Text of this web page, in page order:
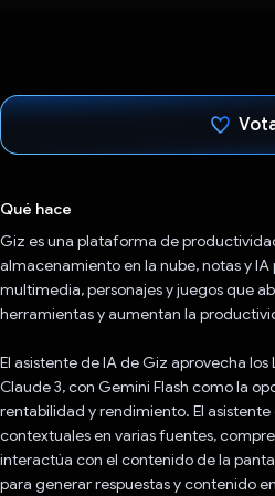
Qué hace
Giz es una plataforma de
almacenamiento en la nube, notas y
multimedia, personajes y juegos que
herramientas y aumentan la
El asistente de IA de Giz aprovecha los
Claude 3, con Gemini Flash como la
rentabilidad y rendimiento. El
contextuales en varias fuentes,
interactúa con el contenido de la
para generar respuestas y contenido